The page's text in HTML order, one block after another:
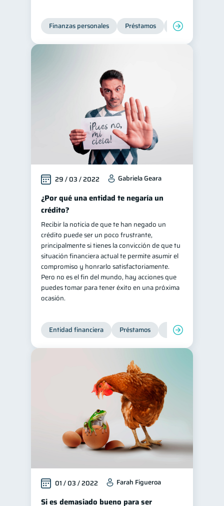
Finanzas personales Préstamos Productos
29 / 03 / 2022 Gabriela Geara
¿Por qué una entidad te negaría un
crédito?
Recibir la noticia de que te han negado un
crédito puede ser un poco frustrante,
principalmente si tienes la convicción de que tu
situación financiera actual te permite asumir el
compromiso y honrarlo satisfactoriamente.
Pero no es el fin del mundo, hay acciones que
puedes tomar para tener éxito en una próxima
ocasión.
Entidad financiera Préstamos Productos
01 / 03 / 2022 Farah Figueroa
Si es demasiado bueno para ser